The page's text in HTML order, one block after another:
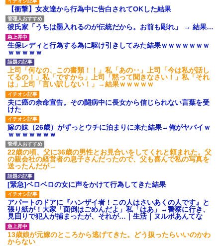
【衝撃】女友達から行為中に告白されてOKした結果
彼氏家「うちは墨入れるのが伝統だから。お前も彫れ」 → 結果…
生保レディと行為する為に駆け引きしてみた結果ｗｗｗｗｗｗｗ
ｗｗｗｗｗ
上司「何なの、この書類！！」私「あの‥」上司「今は私が話し
てるの！」私「ですから」上司「黙って聞きなさい！」私「それ
は」上司「言い訳しない！」→結果ｗｗｗｗｗ
夫に癌の余命宣告。その闘病中に長女から信じられない言葉を受
けた
嫁の妹（26歳）がずっとウチに泊まりに来た結果→俺がヤバイｗ
ｗｗｗｗｗｗｗ
22歳の頃、父に36歳の男性とお見合いをしてくれと頼まれた。父
の親会社の経営者の息子さんだったので、父も喜んで私の写真を
送ったんだが→
[緊急]ベロベロの女に声をかけて行為してきた結果
アパートのドアに『ハンザイ者！この人はさいあくの人です』と
張り紙が！大家「面倒はごめんだよ」私「はあ」→警察に行き、
見回りで犯人が捕まったが、それが…｜生活｜ヌルポあんてな
13歳娘が元嫁のところから逃げてきた。どう扱ったらいいのかわ
からない